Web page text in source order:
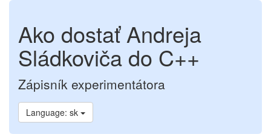
Ako dostať Andreja
Sládkoviča do C++
Zápisník experimentátora
Language: sk